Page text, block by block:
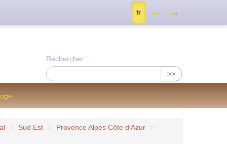
Rechercher :
>>
> Sud Est > Provence Alpes Côte d’Azur >
fr es en
contactez nous à info@notrejournal.info !